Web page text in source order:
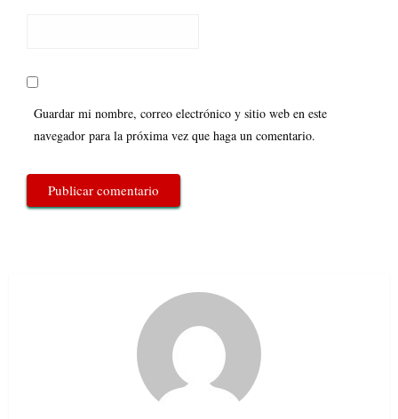
Guardar mi nombre, correo electrónico y sitio web en este
navegador para la próxima vez que haga un comentario.